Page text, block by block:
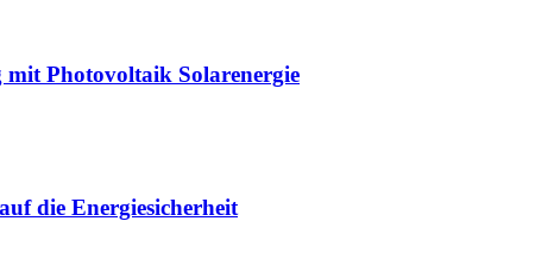
Photovoltaik Solarenergie
die Energiesicherheit